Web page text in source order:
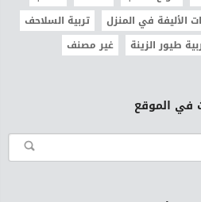
الأليفة في المنزل
تربية السلاحف
طيور الزينة غير مصنف
في الموقع